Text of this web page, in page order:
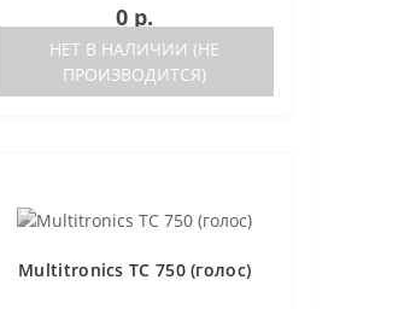
OBD-2) иномарки и отечественные
возможна ка..
0 р.
НЕТ В НАЛИЧИИ (НЕ
ПРОИЗВОДИТСЯ)
Multitronics TC 750 (голос)